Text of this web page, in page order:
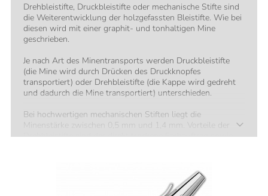
Drehbleistifte, Druckbleistifte oder mechanische Stifte sind
die Weiterentwicklung der holzgefassten Bleistifte. Wie bei
diesen wird mit einer graphit- und tonhaltigen Mine
geschrieben.
Je nach Art des Minentransports werden Druckbleistifte
(die Mine wird durch Drücken des Druckknopfes
transportiert) oder Drehbleistifte (die Kappe wird gedreht
und dadurch die Mine transportiert) unterschieden.
Bei hochwertigen mechanischen Stiften liegt die
Minenstärke zwischen 0,5 mm und 1,4 mm. Vorteile der
Drehbleistifte sind der direkt trockene Farbauftrag sowie
Der optimal passende Drehbleistift kann, neben dem
Design, anhand folgender Faktoren gefunden werden: